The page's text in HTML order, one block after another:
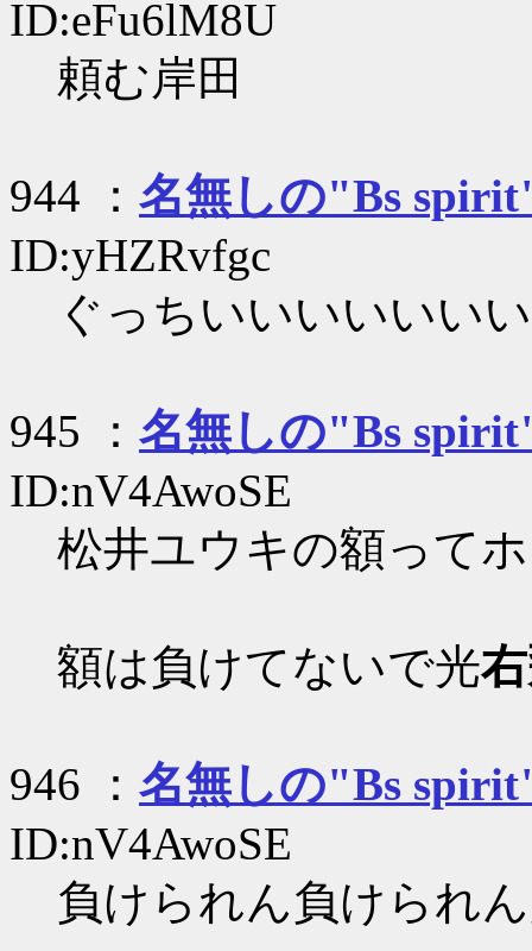
ID:eFu6lM8U
頼む岸田
944 ： 名無しの"Bs
ID:yHZRvfgc
ぐっちいいいいいい
945 ： 名無しの"Bs
ID:nV4AwoSE
松井ユウキの額って
額は負けてないで光
946 ： 名無しの"Bs
ID:nV4AwoSE
負けられん負けられ